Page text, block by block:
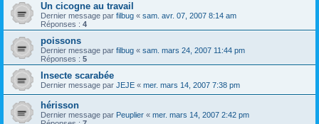
Un cicogne au travail
Dernier message par filbug « sam. avr. 07, 2007 8:14 am
Réponses : 4
poissons
Dernier message par filbug « sam. mars 24, 2007 11:44 pm
Réponses : 5
Insecte scarabée
Dernier message par JEJE « mer. mars 14, 2007 7:38 pm
hérisson
Dernier message par Peuplier « mer. mars 14, 2007 2:42 pm